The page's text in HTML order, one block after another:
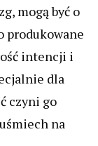
mogą być o
produkowane
intencji i
dla
czyni go
na